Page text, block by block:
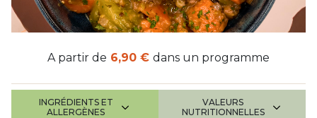
A partir de 6,90 € dans un programme
INGRÉDIENTS ET
ALLERGÈNES
VALEURS
NUTRITIONNELLES